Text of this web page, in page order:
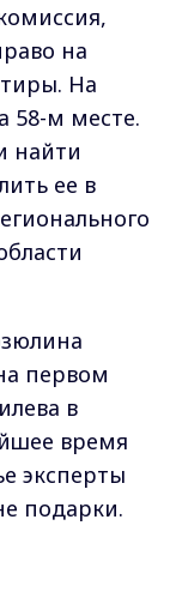
на
На
58-м месте.
найти
ее в
первом
в
время
эксперты
подарки.